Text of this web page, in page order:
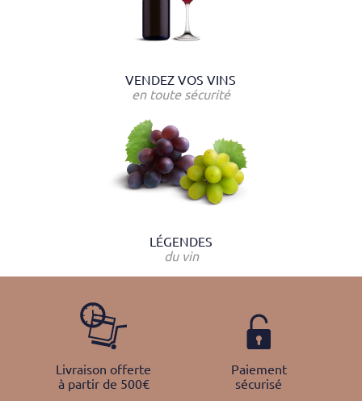
VENDEZ VOS VINS
en toute sécurité
LÉGENDES
du vin
Livraison offerte
à partir de 500€
Paiement
sécurisé